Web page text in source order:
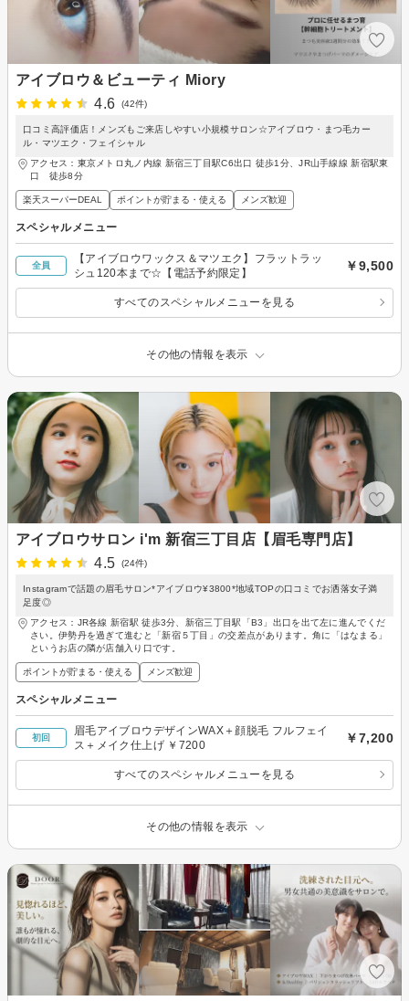
アイブロウ＆ビューティ Miory
4.6
(42件)
口コミ高評価店！メンズもご来店しやすい小規模サロン☆アイブロウ・まつ毛カー
ル・マツエク・フェイシャル
アクセス：東京メトロ丸ノ内線 新宿三丁目駅C6出口 徒歩1分、JR山手線線 新宿駅東
口 徒歩8分
楽天スーパーDEAL ポイントが貯まる・使える メンズ歓迎
スペシャルメニュー
全員
【アイブロウワックス＆マツエク】フラットラッ
シュ120本まで☆【電話予約限定】
￥9,500
すべてのスペシャルメニューを見る
その他の情報を表示
アイブロウサロン i'm 新宿三丁目店【眉毛専門店】
4.5
(24件)
Instagramで話題の眉毛サロン*アイブロウ¥3800*地域TOPの口コミでお洒落女子満
足度◎
アクセス：JR各線 新宿駅 徒歩3分、新宿三丁目駅「B3」出口を出て左に進んでくだ
さい。伊勢丹を過ぎて進むと「新宿５丁目」の交差点があります。角に「はなまる」
というお店の隣が店舗入り口です。
ポイントが貯まる・使える メンズ歓迎
スペシャルメニュー
初回
眉毛アイブロウデザインWAX＋顔脱毛 フルフェイ
ス＋メイク仕上げ ￥7200
￥7,200
すべてのスペシャルメニューを見る
その他の情報を表示